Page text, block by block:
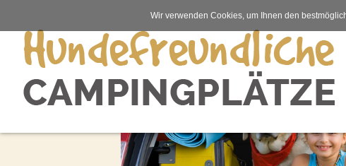
Wir verwenden Cookies, um Ihnen den